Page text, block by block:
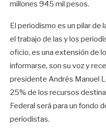
millones 945 mil pesos.
El periodismo es un pilar
el trabajo de las y los
oficio, es una extensión de
informarse, son su voz y
presidente Andrés Manuel
25% de los recursos
Federal será para un fondo
periodistas.